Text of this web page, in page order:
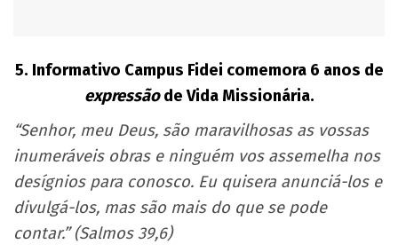
5. Informativo Campus Fidei comemora 6 anos de
expressãode Vida Missionária.
“Senhor, meu Deus, são maravilhosas as vossas
inumeráveis obras e ninguém vos assemelha nos
desígnios para conosco. Eu quisera anunciá-los e
divulgá-los, mas são mais do que se pode
contar.” (Salmos 39,6)